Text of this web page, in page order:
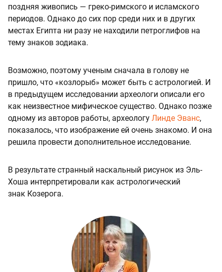
поздняя живопись — греко-римского и исламского
периодов. Однако до сих пор среди них и в других
местах Египта ни разу не находили петроглифов на
тему знаков зодиака.
Возможно, поэтому ученым сначала в голову не
пришло, что «козлорыб» может быть с астрологией. И
в предыдущем исследовании археологи описали его
как неизвестное мифическое существо. Однако позже
одному из авторов работы, археологу Линде Эванс,
показалось, что изображение ей очень знакомо. И она
решила провести дополнительное исследование.
В результате странный наскальный рисунок из Эль-
Хоша интерпретировали как астрологический
знак Козерога.